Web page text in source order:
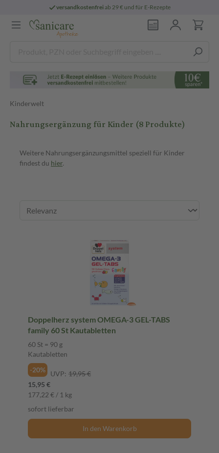
versandkostenfreiab 29 € und für E-Rezepte
Kinderwelt
Nahrungsergänzung für Kinder (8 Produkte)
Weitere Nahrungsergänzungsmittel speziell für Kinder
findest du hier.
Doppelherz system OMEGA-3 GEL-TABS
family 60 St Kautabletten
60 St = 90 g
Kautabletten
-20%
UVP: 19,95 €
15,95 €
177,22 € / 1 kg
sofort lieferbar
In den Warenkorb